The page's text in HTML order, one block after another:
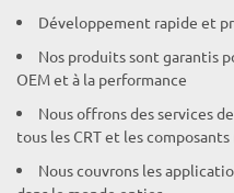
Développement rapide et
Nos produits sont garantis
OEM et à la performance
Nous offrons des services
tous les CRT et les
Nous couvrons les